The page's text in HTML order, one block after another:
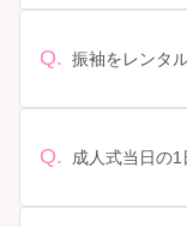
があります。 サ
ンタル料金に含
っかり確認して
Q. 振袖をレンタ
されています。
Q. 成人式当日の1